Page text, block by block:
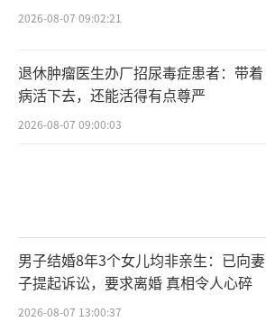
2026-08-07 09:02:21
退休肿瘤医生办厂招尿毒症患者：带着
病活下去，还能活得有点尊严
2026-08-07 09:00:03
男子结婚8年3个女儿均非亲生：已向妻
子提起诉讼，要求离婚 真相令人心碎
2026-08-07 13:00:37